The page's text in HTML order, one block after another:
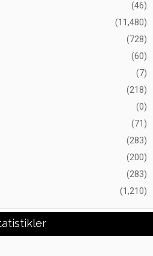
(46)
(11,480)
(728)
(60)
(7)
(218)
(0)
(71)
(283)
(200)
(283)
(1,210)